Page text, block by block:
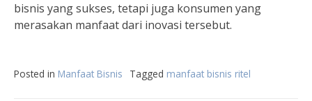
bisnis yang sukses, tetapi juga konsumen yang
merasakan manfaat dari inovasi tersebut.
Posted in Manfaat Bisnis Tagged manfaat bisnis ritel